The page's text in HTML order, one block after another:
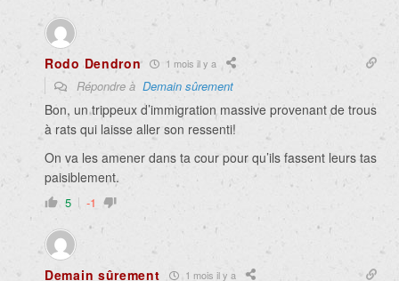
Rodo Dendron 1 mois il y a
Répondre à Demain sûrement
Bon, un trippeux d’immigration massive provenant de trous
à rats qui laisse aller son ressenti!
On va les amener dans ta cour pour qu’ils fassent leurs tas
paisiblement.
5 -1
Demain sûrement 1 mois il y a